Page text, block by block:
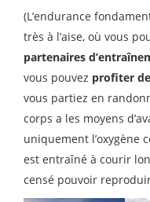
(L’endurance
très à l’aise, où vous
partenaires
vous pouvez profiter
vous partiez en
corps a les moyens
uniquement l’oxygène
est entraîné à courir
censé pouvoir